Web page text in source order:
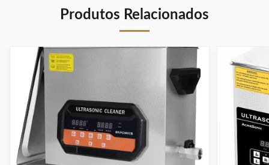
Produtos Relacionados